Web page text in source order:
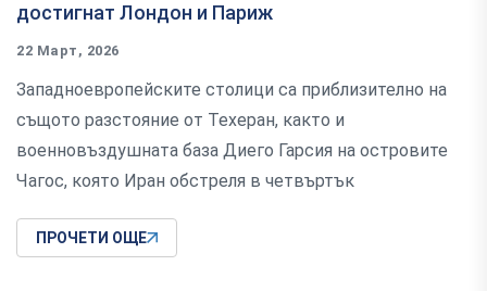
достигнат Лондон и Париж
22 Март, 2026
Западноевропейските столици са приблизително на
същото разстояние от Техеран, както и
военновъздушната база Диего Гарсия на островите
Чагос, която Иран обстреля в четвъртък
ПРОЧЕТИ ОЩЕ